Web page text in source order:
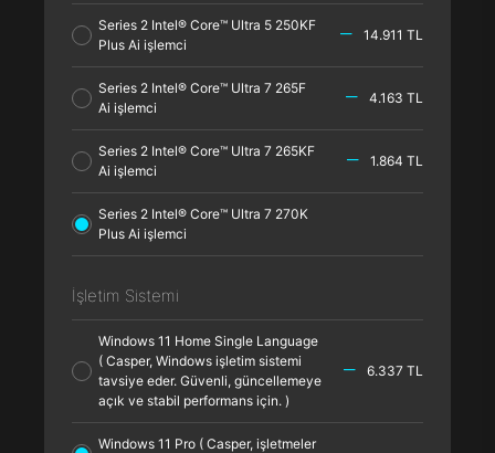
Series 2 Intel® Core™ Ultra 5 250KF
Plus Ai işlemci
14.911 TL
Series 2 Intel® Core™ Ultra 7 265F
Ai işlemci
4.163 TL
Series 2 Intel® Core™ Ultra 7 265KF
Ai işlemci
1.864 TL
Series 2 Intel® Core™ Ultra 7 270K
Plus Ai işlemci
İşletim Sistemi
Windows 11 Home Single Language
( Casper, Windows işletim sistemi
tavsiye eder. Güvenli, güncellemeye
açık ve stabil performans için. )
6.337 TL
Windows 11 Pro ( Casper, işletmeler